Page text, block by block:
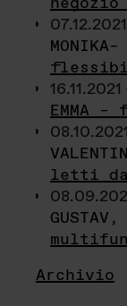
16.11.2021
EMMA
letti da
Archivio